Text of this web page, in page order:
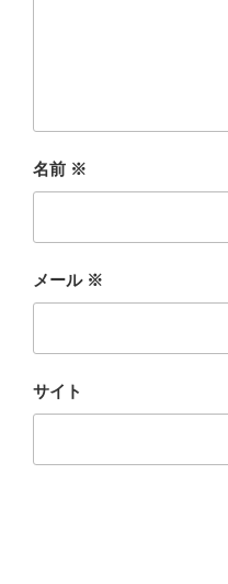
名前 ※
メール ※
サイト